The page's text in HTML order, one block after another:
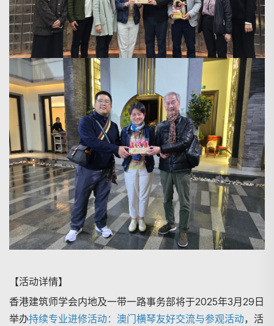
【活动详情】
香港建筑师学会内地及一带一路事务部将于2025年3月29日
举办持续专业进修活动：澳门横琴友好交流与参观活动，活